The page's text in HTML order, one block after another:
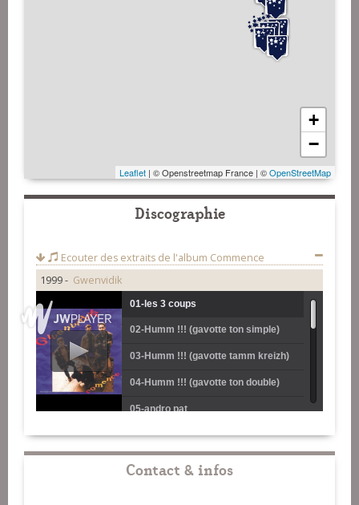
+
−
Leaflet | © Openstreetmap France | ©OpenStreetMap
Discographie
Ecouter des extraits de l'album Commence
1999 - Gwenvidik
01-les 3 coups
02-Humm !!! (gavotte ton simple)
03-Humm !!! (gavotte tamm kreizh)
04-Humm !!! (gavotte ton double)
05-andro pat
06-arachnoïde
07-accro' valse
Contact & infos